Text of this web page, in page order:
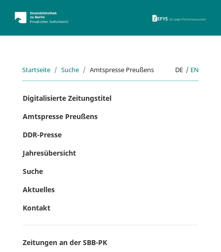
Startseite Suche Amtspresse Preußens DE | EN
Digitalisierte Zeitungstitel
Amtspresse Preußens
DDR-Presse
Jahresübersicht
Suche
Aktuelles
Kontakt
Zeitungen an der SBB-PK